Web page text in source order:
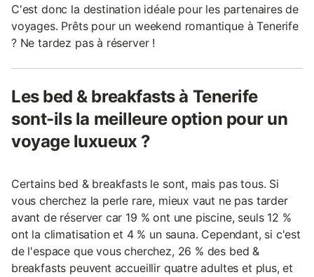
C'est donc la destination idéale pour les partenaires de
voyages. Prêts pour un weekend romantique à Tenerife
? Ne tardez pas à réserver !
Les bed & breakfasts à Tenerife
sont-ils la meilleure option pour un
voyage luxueux ?
Certains bed & breakfasts le sont, mais pas tous. Si
vous cherchez la perle rare, mieux vaut ne pas tarder
avant de réserver car 19 % ont une piscine, seuls 12 %
ont la climatisation et 4 % un sauna. Cependant, si c'est
de l'espace que vous cherchez, 26 % des bed &
breakfasts peuvent accueillir quatre adultes et plus, et